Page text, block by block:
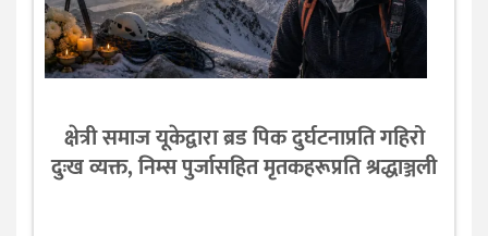
क्षेत्री समाज यूकेद्वारा ब्रड पिक दुर्घटनाप्रति गहिरो
दुःख व्यक्त, निम्स पुर्जासहित मृतकहरूप्रति श्रद्धाञ्जली